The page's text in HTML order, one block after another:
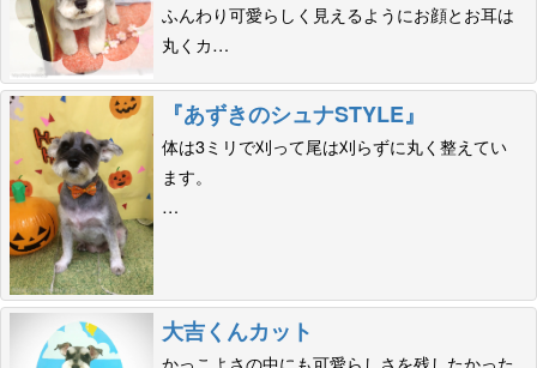
ふんわり可愛らしく見えるようにお顔とお耳は
丸くカ…
『あずきのシュナSTYLE』
体は3ミリで刈って尾は刈らずに丸く整えてい
ます。
…
大吉くんカット